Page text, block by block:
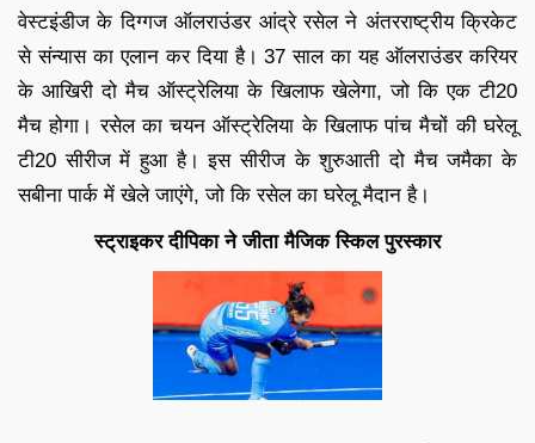
वेस्टइंडीज के दिग्गज ऑलराउंडर आंद्रे रसेल ने अंतरराष्ट्रीय क्रिकेट
से संन्यास का एलान कर दिया है। 37 साल का यह ऑलराउंडर करियर
के आखिरी दो मैच ऑस्ट्रेलिया के खिलाफ खेलेगा, जो कि एक टी20
मैच होगा। रसेल का चयन ऑस्ट्रेलिया के खिलाफ पांच मैचों की घरेलू
टी20 सीरीज में हुआ है। इस सीरीज के शुरुआती दो मैच जमैका के
सबीना पार्क में खेले जाएंगे, जो कि रसेल का घरेलू मैदान है।
स्ट्राइकर दीपिका ने जीता मैजिक स्किल पुरस्कार